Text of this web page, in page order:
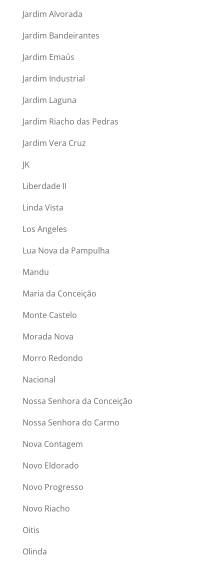
Jardim Alvorada
Jardim Bandeirantes
Jardim Emaús
Jardim Industrial
Jardim Laguna
Jardim Riacho das Pedras
Jardim Vera Cruz
JK
Liberdade II
Linda Vista
Los Angeles
Lua Nova da Pampulha
Mandu
Maria da Conceição
Monte Castelo
Morada Nova
Morro Redondo
Nacional
Nossa Senhora da Conceição
Nossa Senhora do Carmo
Nova Contagem
Novo Eldorado
Novo Progresso
Novo Riacho
Oitis
Olinda